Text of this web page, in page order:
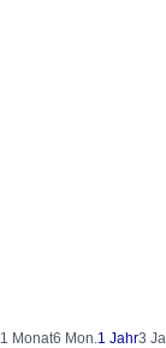
1 Monat6 Mon.1 Jahr3